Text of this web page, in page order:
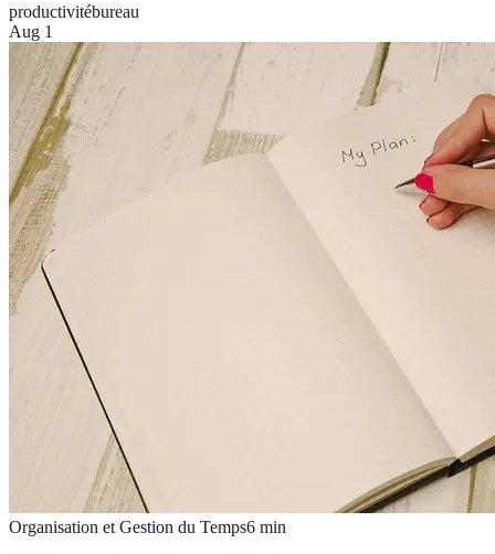
productivitébureau
Aug 1
Organisation et Gestion du Temps6 min